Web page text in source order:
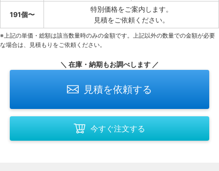
191個〜
特別価格をご案内します。
見積をご依頼ください。
※上記の単価・総額は該当数量時のみの金額です。上記以外の数量での金額が必要
な場合は、見積もりをご依頼ください。
＼ 在庫・納期もお調べします ／
見積を依頼する
今すぐ注文する